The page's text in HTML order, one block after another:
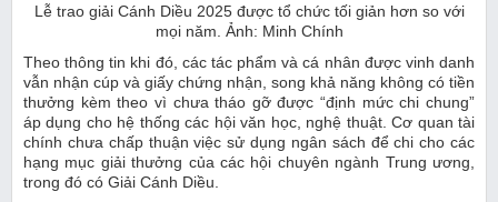
Lễ trao giải Cánh Diều 2025 được tổ chức tối giản hơn so với
mọi năm. Ảnh: Minh Chính
Theo thông tin khi đó, các tác phẩm và cá nhân được vinh danh
vẫn nhận cúp và giấy chứng nhận, song khả năng không có tiền
thưởng kèm theo vì chưa tháo gỡ được “định mức chi chung”
áp dụng cho hệ thống các hội văn học, nghệ thuật. Cơ quan tài
chính chưa chấp thuận việc sử dụng ngân sách để chi cho các
hạng mục giải thưởng của các hội chuyên ngành Trung ương,
trong đó có Giải Cánh Diều.